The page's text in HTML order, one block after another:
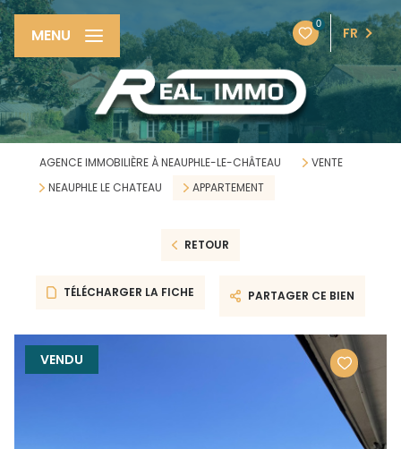
0
FR
MENU
AGENCE IMMOBILIÈRE À NEAUPHLE-LE-CHÂTEAU
VENTE
NEAUPHLE LE CHATEAU
APPARTEMENT
RETOUR
TÉLÉCHARGER LA FICHE PARTAGER CE BIEN
VENDU